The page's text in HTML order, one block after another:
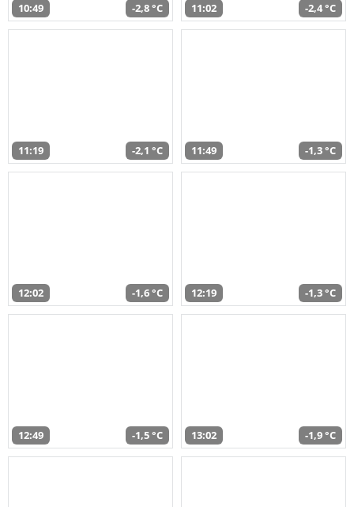
10:49 -2,8 °C 11:02 -2,4 °C
11:19 -2,1 °C 11:49 -1,3 °C
12:02 -1,6 °C 12:19 -1,3 °C
12:49 -1,5 °C 13:02 -1,9 °C